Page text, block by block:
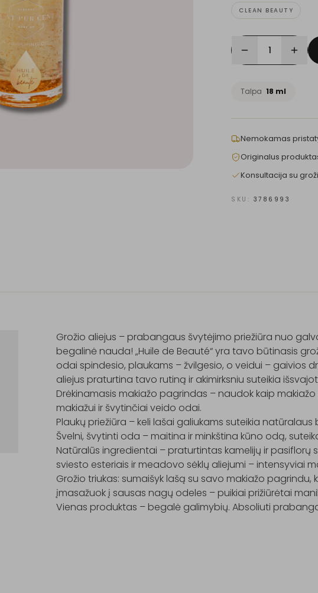
CLEAN BEAUTY
1
Talpa 18 ml
Nemokamas
Originalus
Konsultacija su
SKU: 3786993
Grožio aliejus – prabangaus švytėjimo priežiūra nuo
begalinė nauda! „Huile de Beauté“ yra tavo būtinasis
odai spindesio, plaukams – žvilgesio, o veidui – gaivios
aliejus praturtina tavo rutiną ir akimirksniu suteikia
Drėkinamasis makiažo pagrindas – naudok kaip
makiažui ir švytinčiai veido odai.
Plaukų priežiūra – keli lašai galiukams suteikia natūralaus
Švelni, švytinti oda – maitina ir minkština kūno odą,
Natūralūs ingredientai – praturtintas kamelijų ir pasiflorų
sviesto esteriais ir meadovo sėklų aliejumi – intensyviai
Grožio triukas: sumaišyk lašą su savo makiažo
įmasažuok į sausas nagų odeles – puikiai prižiūrėtai
Vienas produktas – begalė galimybių. Absoliuti